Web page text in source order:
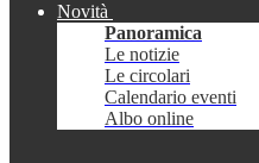
Novità
Panoramica
Le notizie
Le circolari
Calendario eventi
Albo online